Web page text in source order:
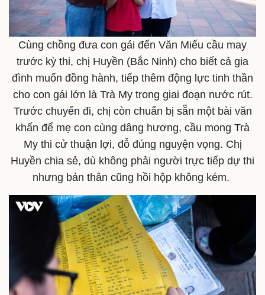
Cùng chồng đưa con gái đến Văn Miếu cầu may
trước kỳ thi, chị Huyền (Bắc Ninh) cho biết cả gia
đình muốn đồng hành, tiếp thêm động lực tinh thần
cho con gái lớn là Trà My trong giai đoạn nước rút.
Trước chuyến đi, chị còn chuẩn bị sẵn một bài văn
khấn để mẹ con cùng dâng hương, cầu mong Trà
My thi cử thuận lợi, đỗ đúng nguyện vọng. Chị
Huyền chia sẻ, dù không phải người trực tiếp dự thi
nhưng bản thân cũng hồi hộp không kém.